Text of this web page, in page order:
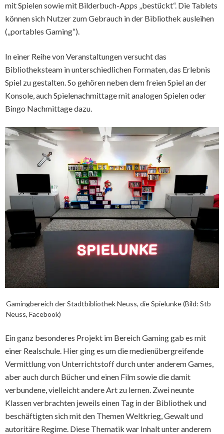
mit Spielen sowie mit Bilderbuch-Apps „bestückt“. Die Tablets
können sich Nutzer zum Gebrauch in der Bibliothek ausleihen
(„portables Gaming“).
In einer Reihe von Veranstaltungen versucht das
Bibliotheksteam in unterschiedlichen Formaten, das Erlebnis
Spiel zu gestalten. So gehören neben dem freien Spiel an der
Konsole, auch Spielenachmittage mit analogen Spielen oder
Bingo Nachmittage dazu.
Gamingbereich der Stadtbibliothek Neuss, die Spielunke (Bild: Stb
Neuss, Facebook)
Ein ganz besonderes Projekt im Bereich Gaming gab es mit
einer Realschule. Hier ging es um die medienübergreifende
Vermittlung von Unterrichtstoff durch unter anderem Games,
aber auch durch Bücher und einen Film sowie die damit
verbundene, vielleicht andere Art zu lernen. Zwei neunte
Klassen verbrachten jeweils einen Tag in der Bibliothek und
beschäftigten sich mit den Themen Weltkrieg, Gewalt und
autoritäre Regime. Diese Thematik war Inhalt unter anderem